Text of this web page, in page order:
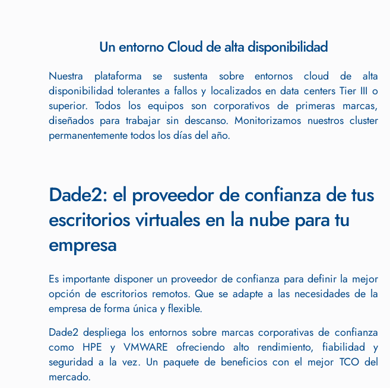
Un entorno Cloud de alta disponibilidad
Nuestra plataforma se sustenta sobre entornos cloud de alta
disponibilidad tolerantes a fallos y localizados en data centers Tier III o
superior. Todos los equipos son corporativos de primeras marcas,
diseñados para trabajar sin descanso. Monitorizamos nuestros cluster
permanentemente todos los días del año.
Dade2: el proveedor de confianza de tus
escritorios virtuales en la nube para tu
empresa
Es importante disponer un proveedor de confianza para definir la mejor
opción de escritorios remotos. Que se adapte a las necesidades de la
empresa de forma única y flexible.
Dade2 despliega los entornos sobre marcas corporativas de confianza
como HPE y VMWARE ofreciendo alto rendimiento, fiabilidad y
seguridad a la vez. Un paquete de beneficios con el mejor TCO del
mercado.